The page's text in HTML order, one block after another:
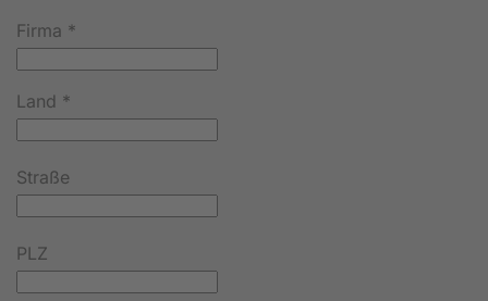
Firma *
Land *
Straße
PLZ